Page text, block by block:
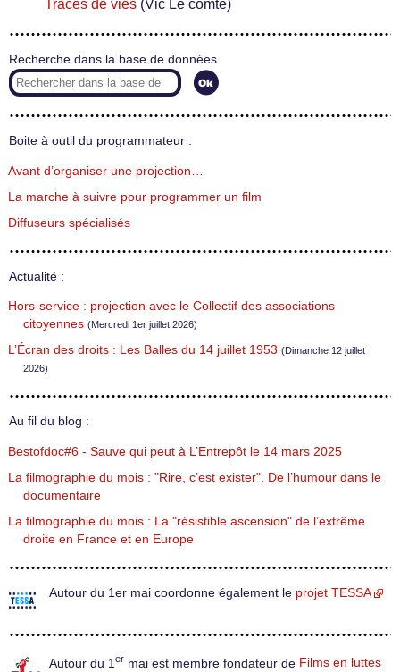
Traces de vies (Vic Le comte)
Recherche dans la base de données
Boite à outil du programmateur :
Avant d’organiser une projection…
La marche à suivre pour programmer un film
Diffuseurs spécialisés
Actualité :
Hors-service : projection avec le Collectif des associations
citoyennes (Mercredi 1er juillet 2026)
L’Écran des droits : Les Balles du 14 juillet 1953 (Dimanche 12 juillet
2026)
Au fil du blog :
Bestofdoc#6 - Sauve qui peut à L’Entrepôt le 14 mars 2025
La filmographie du mois : "Rire, c’est exister". De l’humour dans le
documentaire
La filmographie du mois : La "résistible ascension" de l’extrême
droite en France et en Europe
Autour du 1er mai coordonne également le projet TESSA
Autour du 1 er mai est membre fondateur de Films en luttes